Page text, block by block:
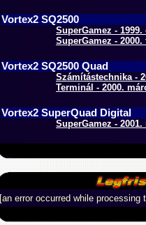
Vortex2 SQ2500
SuperGamez -
SuperGamez - 2000.
Vortex2 SQ2500 Quad
Számítástechnika -
Terminál - 2000.
Vortex2 SuperQuad Digital
SuperGamez - 2001.
[an error occurred while processing